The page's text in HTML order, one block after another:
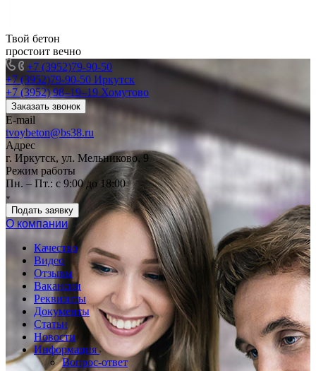
Твой бетон
простоит вечно
+7 (3952)79-90-50
+7 (3952)79-90-50 Иркутск
+7 (3952) 98‒19‒19 Хомутово
Заказать звонок
E-mail
tvoybeton@bs38.ru
Адрес
г. Иркутск, ул. Мельниково, 9
Режим работы
Пн. – Пт.: с 9:00 до 18:00
Подать заявку
О компании
Качество
Видео
Отзывы
Вакансии
Реквизиты
Документы
Статьи
Новости
Информация
Вопрос-ответ